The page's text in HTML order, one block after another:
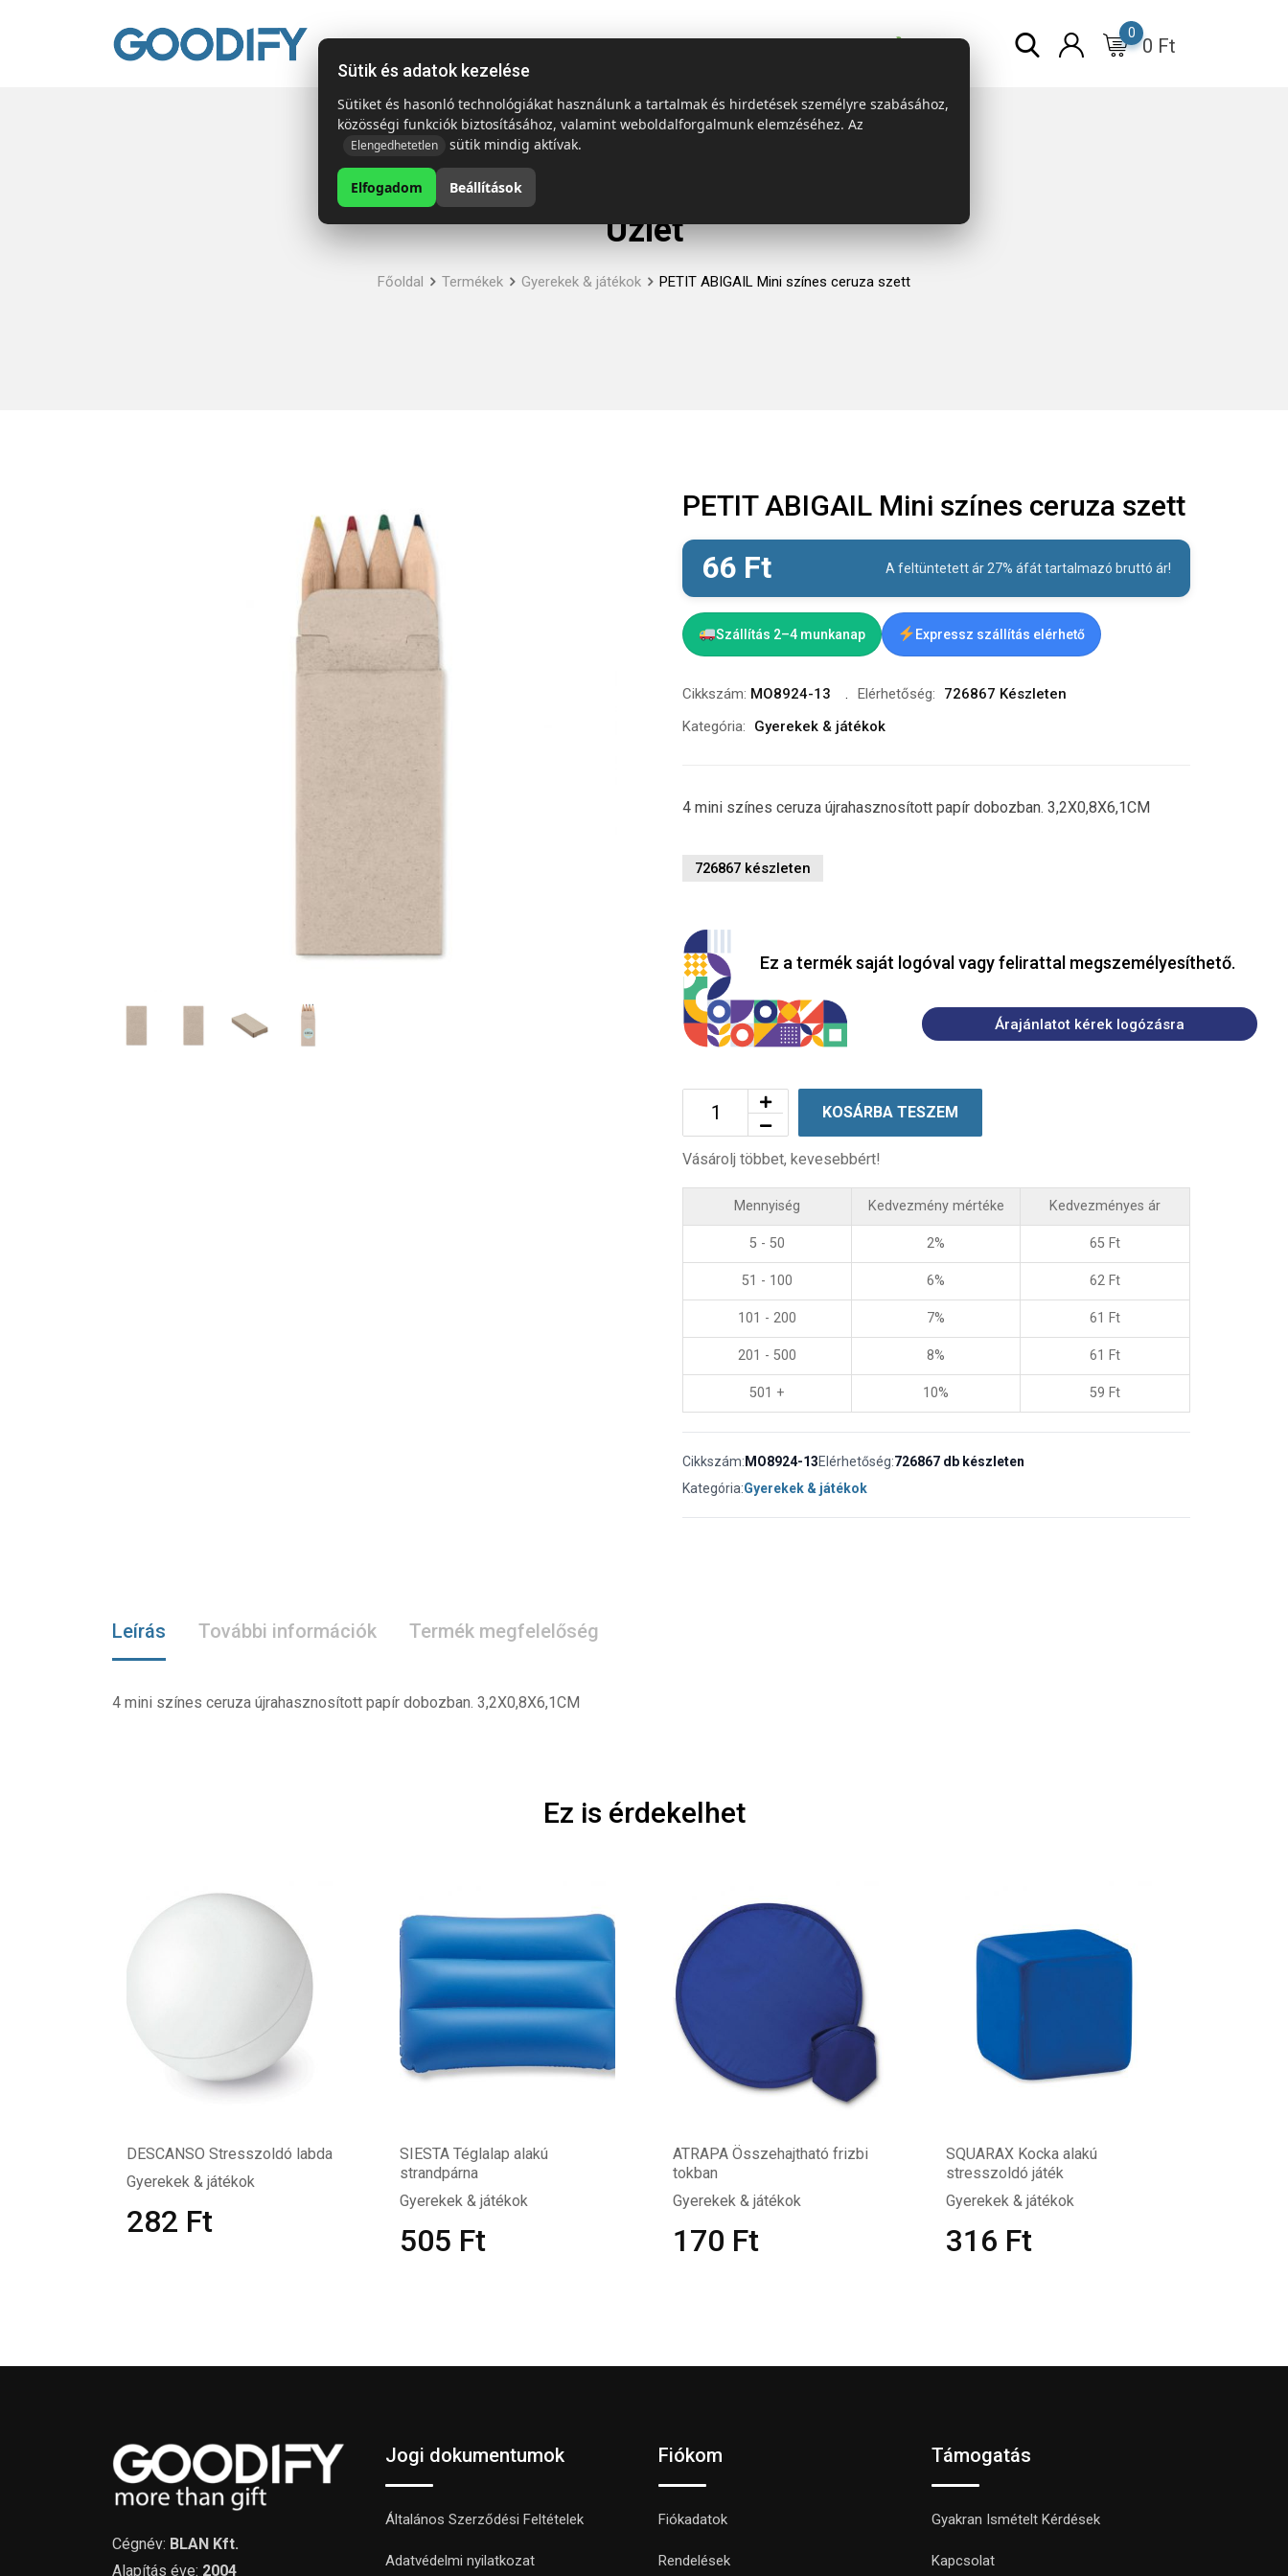
Kezdőlap Termékek Emblémázás és szállítás Tech = Kedvező ár ESG 0 Ft
0
Üzlet
Főoldal Termékek Gyerekek & játékok PETIT ABIGAIL Mini színes ceruza szett
PETIT ABIGAIL Mini színes ceruza szett
66 Ft A feltüntetett ár 27% áfát tartalmazó bruttó ár!
Szállítás 2–4 munkanap Expressz szállítás elérhető
Cikkszám: MO8924-13 Elérhetőség:
726867 Készleten
Kategória:
Gyerekek & játékok
4 mini színes ceruza újrahasznosított papír dobozban. 3,2X0,8X6,1CM
726867 készleten
Ez a termék saját logóval vagy felirattal megszemélyesíthető.
Árajánlatot kérek logózásra
KOSÁRBA TESZEM
Vásárolj többet, kevesebbért!
Mennyiség Kedvezmény mértéke Kedvezményes ár
5 - 50 2% 65 Ft
51 - 100 6% 62 Ft
101 - 200 7% 61 Ft
201 - 500 8% 61 Ft
501 + 10% 59 Ft
Cikkszám: MO8924-13Elérhetőség:726867 db készleten
Kategória:Gyerekek & játékok
Leírás További információk Termék megfelelőség
4 mini színes ceruza újrahasznosított papír dobozban. 3,2X0,8X6,1CM
Ez is érdekelhet
DESCANSO Stresszoldó labda
Gyerekek & játékok
282 Ft
SIESTA Téglalap alakú
strandpárna
Gyerekek & játékok
505 Ft
ATRAPA Összehajtható frizbi
tokban
Gyerekek & játékok
170 Ft
SQUARAX Kocka alakú
stresszoldó játék
Gyerekek & játékok
316 Ft
Cégnév: BLAN Kft.
Alapítás éve: 2004
Jogi dokumentumok
Általános Szerződési Feltételek
Adatvédelmi nyilatkozat
Fiókom
Fiókadatok
Rendelések
Támogatás
Gyakran Ismételt Kérdések
Kapcsolat
Sütik és adatok kezelése
Sütiket és hasonló technológiákat használunk a tartalmak és hirdetések személyre szabásához,
közösségi funkciók biztosításához, valamint weboldalforgalmunk elemzéséhez. Az
Elengedhetetlen sütik mindig aktívak.
Elfogadom Beállítások